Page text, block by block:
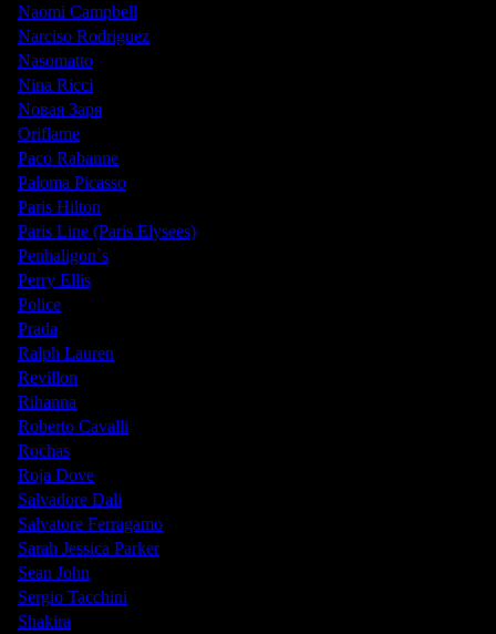
Naomi Campbell
Narciso Rodriguez
Nasomatto
Nina Ricci
Nовая Заря
Oriflame
Paco Rabanne
Paloma Picasso
Paris Hilton
Paris Line (Paris Elysees)
Penhaligon`s
Perry Ellis
Police
Prada
Ralph Lauren
Revillon
Rihanna
Roberto Cavalli
Rochas
Roja Dove
Salvadore Dali
Salvatore Ferragamo
Sarah Jessica Parker
Sean John
Sergio Tacchini
Shakira